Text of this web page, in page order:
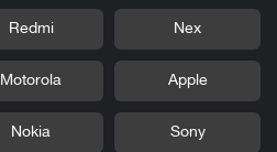
Nex
Redmi
Apple
Motorola
Sony
Nokia